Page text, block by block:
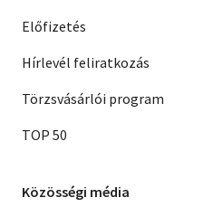
Előfizetés
Hírlevél feliratkozás
Törzsvásárlói program
TOP 50
Közösségi média